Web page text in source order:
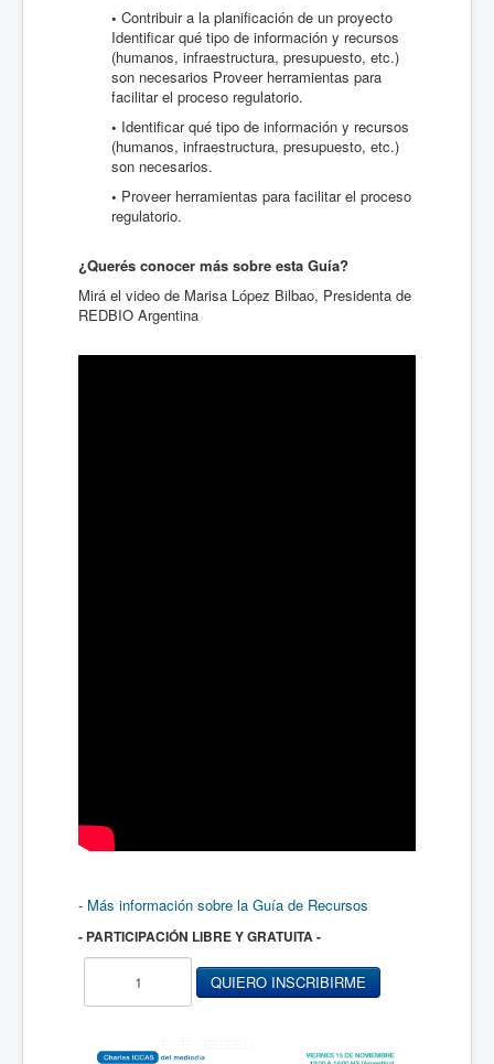
• Contribuir a la planificación de un proyecto
Identificar qué tipo de información y recursos
(humanos, infraestructura, presupuesto, etc.)
son necesarios Proveer herramientas para
facilitar el proceso regulatorio.
• Identificar qué tipo de información y recursos
(humanos, infraestructura, presupuesto, etc.)
son necesarios.
• Proveer herramientas para facilitar el proceso
regulatorio.
¿Querés conocer más sobre esta Guía?
Mirá el video de Marisa López Bilbao, Presidenta de
REDBIO Argentina
- Más información sobre la Guía de Recursos
- PARTICIPACIÓN LIBRE Y GRATUITA -